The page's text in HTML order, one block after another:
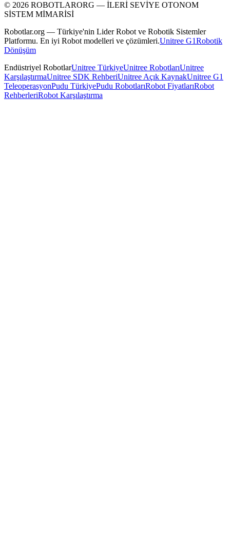
© 2026 ROBOTLARORG — İLERİ SEVİYE OTONOM
SİSTEM MİMARİSİ
Robotlar.org — Türkiye'nin Lider Robot ve Robotik Sistemler
Platformu. En iyi Robot modelleri ve çözümleri.Unitree G1Robotik
Dönüşüm
Endüstriyel RobotlarUnitree TürkiyeUnitree RobotlarıUnitree
KarşılaştırmaUnitree SDK RehberiUnitree Açık KaynakUnitree G1
TeleoperasyonPudu TürkiyePudu RobotlarıRobot FiyatlarıRobot
RehberleriRobot Karşılaştırma